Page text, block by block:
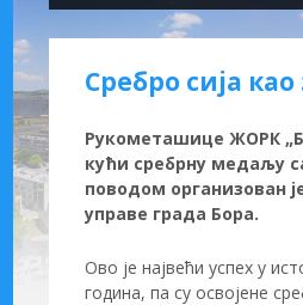
Сребро сија као
Рукометашице ЖОРК
кући сребрну медаљу
поводом организован
управе града Бора.
Ово је највећи успех у
година, па су освојене